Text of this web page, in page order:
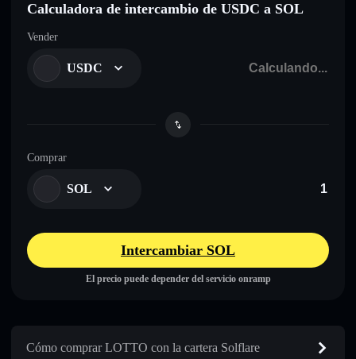
Calculadora de intercambio de USDC a SOL
Vender
USDC
Comprar
SOL
Intercambiar SOL
El precio puede depender del servicio onramp
Cómo comprar LOTTO con la cartera Solflare